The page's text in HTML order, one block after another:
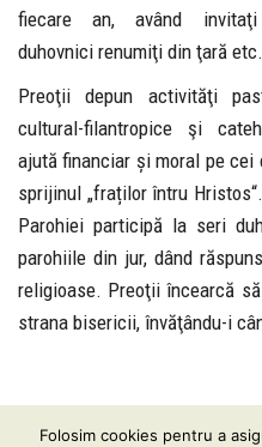
fiecare an, având
duhovnici renumiţi din ţară etc.
Preoţii depun activităţi
cultural-filantropice şi
ajută financiar și moral pe cei
sprijinul „fraților întru
Parohiei participă la seri
parohiile din jur, dând
religioase. Preoţii încearcă
strana bisericii, învăţându-i
Folosim cookies pentru a